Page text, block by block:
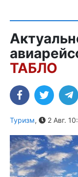
ТАБЛО
Туризм, 2 Авг.